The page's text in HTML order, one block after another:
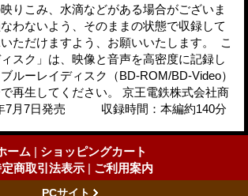
りこみ、水滴などがある場合がございま
わないよう、そのままの状態で収録して
ただけますよう、お願いいたします。 こ
スク」は、映像と音声を高密度に記録し
ルーレイディスク（BD-ROM/BD-Video）
再生してください。 京王電鉄株式会社商
7月7日発売 収録時間：本編約140分
ーム | ショッピングカート
商取引法表示 | ご利用案内
PCサイト